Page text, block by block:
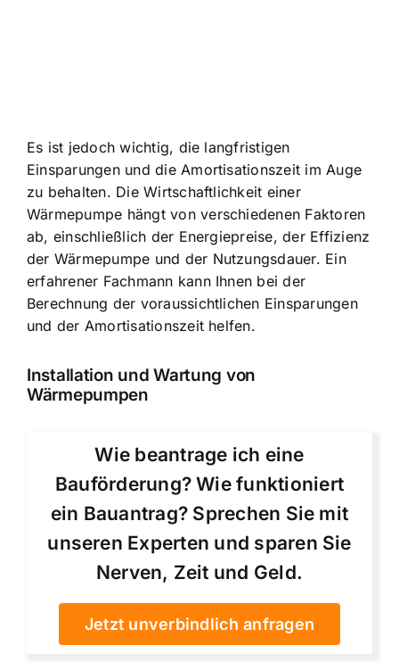
Es ist jedoch wichtig, die langfristigen
Einsparungen und die Amortisationszeit im Auge
zu behalten. Die Wirtschaftlichkeit einer
Wärmepumpe hängt von verschiedenen Faktoren
ab, einschließlich der Energiepreise, der Effizienz
der Wärmepumpe und der Nutzungsdauer. Ein
erfahrener Fachmann kann Ihnen bei der
Berechnung der voraussichtlichen Einsparungen
und der Amortisationszeit helfen.
Installation und Wartung von
Wärmepumpen
Wie beantrage ich eine
Bauförderung? Wie funktioniert
ein Bauantrag? Sprechen Sie mit
unseren Experten und sparen Sie
Nerven, Zeit und Geld.
Jetzt unverbindlich anfragen